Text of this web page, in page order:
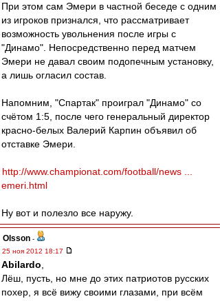
При этом сам Эмери в частной беседе с одним
из игроков признался, что рассматривает
возможность увольнения после игры с
"Динамо". Непосредственно перед матчем
Эмери не давал своим подопечным установку,
а лишь огласил состав.
Напомним, "Спартак" проиграл "Динамо" со
счётом 1:5, после чего генеральный директор
красно-белых Валерий Карпин объявил об
отставке Эмери.
http://www.championat.com/football/news ...
emeri.html
Ну вот и полезло все наружу.
Olsson -
25 ноя 2012 18:17
Abilardo
Лёш, пусть, но мне до этих патриотов русских
похер, я всё вижу своими глазами, при всём